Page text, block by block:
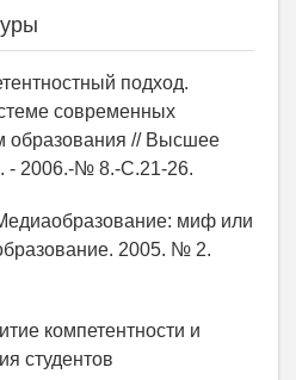
подход.
современных
образования // Высшее
- 2006.-№ 8.-С.21-26.
миф или
2005. № 2.
компетентности и
студентов